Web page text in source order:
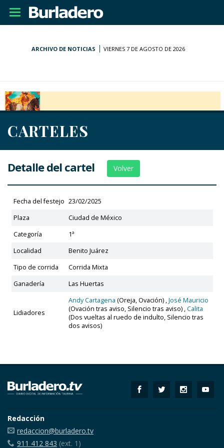
Desplegar
navegación
ARCHIVO DE NOTICIAS VIERNES 7 DE AGOSTO DE 2026
CARTELES
Detalle del cartel Volver
Fecha del festejo 23/02/2025
Plaza
Ciudad de México
Categoría
1ª
Localidad
Benito Juárez
Tipo de corrida
Corrida Mixta
Ganadería
Las Huertas
Lidiadores
Andy Cartagena (Oreja, Ovación) ,José Mauricio
(Ovación tras aviso, Silencio tras aviso) ,Calita
(Dos vueltas al ruedo de indulto, Silencio tras
dos avisos)
Redacción
redaccion@burladero.tv
911 412 843 (ext. 1)